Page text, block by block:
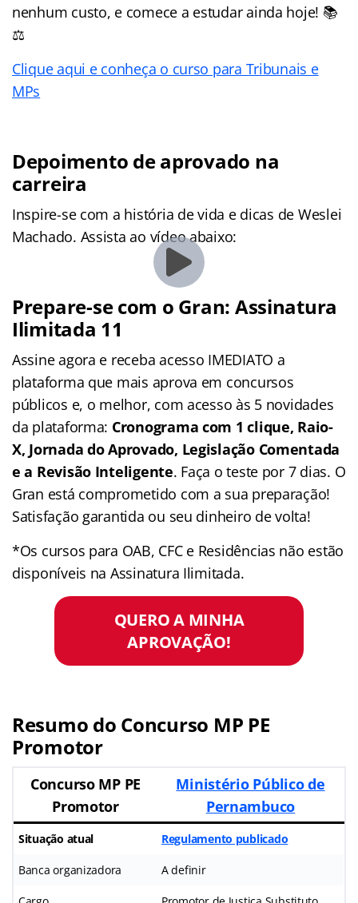
nenhum custo, e comece a estudar ainda hoje! 📚
⚖️
Clique aqui e conheça o curso para Tribunais e
MPs
Depoimento de aprovado na
carreira
Inspire-se com a história de vida e dicas de Weslei
Machado. Assista ao vídeo abaixo:
Prepare-se com o Gran: Assinatura
Ilimitada 11
Assine agora e receba acesso IMEDIATO a
plataforma que mais aprova em concursos
públicos e, o melhor, com acesso às 5 novidades
da plataforma: Cronograma com 1 clique, Raio-
X, Jornada do Aprovado, Legislação Comentada
e a Revisão Inteligente. Faça o teste por 7 dias. O
Gran está comprometido com a sua preparação!
Satisfação garantida ou seu dinheiro de volta!
*Os cursos para OAB, CFC e Residências não estão
disponíveis na Assinatura Ilimitada.
QUERO A MINHA
APROVAÇÃO!
Resumo do Concurso MP PE
Promotor
Concurso MP PE
Promotor
Ministério Público de
Pernambuco
Situação atual Regulamento publicado
Banca organizadora A definir